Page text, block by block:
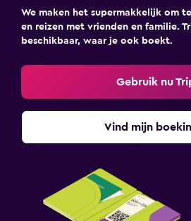
We maken het supermakkelijk om
en reizen met vrienden en familie.
beschikbaar, waar je ook boekt.
Gebruik nu
Vind mijn